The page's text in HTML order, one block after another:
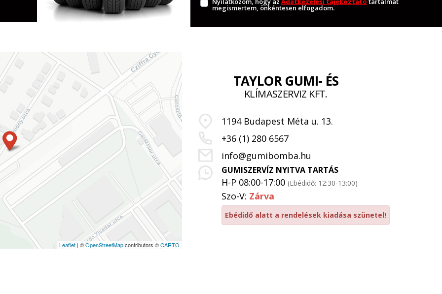
megismertem, önkéntesen elfogadom.
Leaflet | ©OpenStreetMapcontributors ©CARTO
TAYLOR GUMI- ÉS
KLÍMASZERVIZ KFT.
1194 Budapest Méta u. 13.
+36 (1) 280 6567
info@gumibomba.hu
GUMISZERVÍZ NYITVA TARTÁS
H-P 08:00-17:00 (Ebédidő: 12:30-13:00)
Szo-V: Zárva
Ebédidő alatt a rendelések kiadása szünetel!